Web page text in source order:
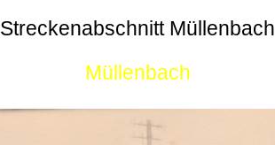
Streckenabschnitt Müllenbach
Müllenbach